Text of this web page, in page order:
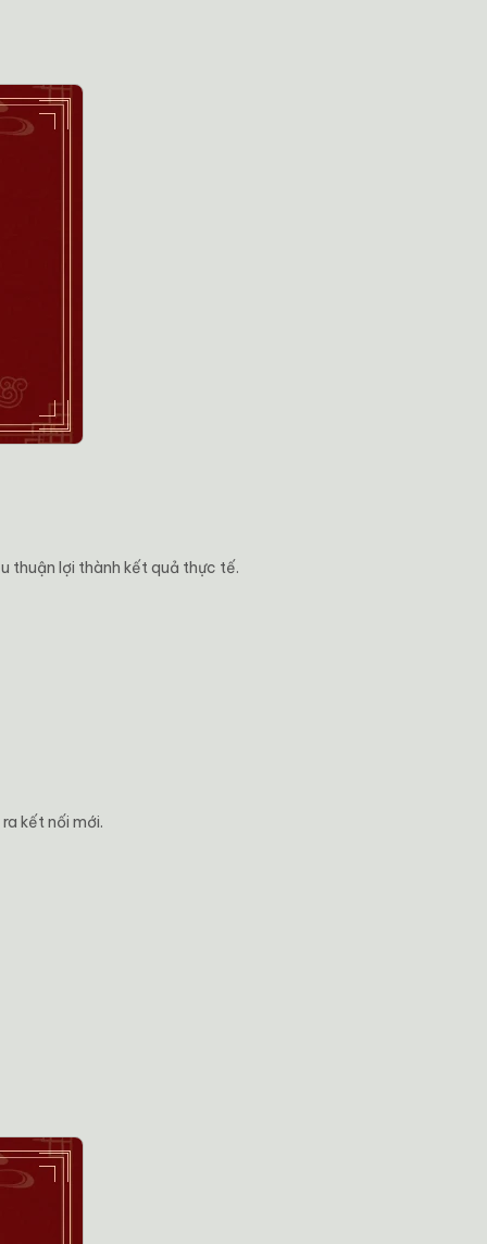
thuận lợi thành kết quả thực tế.
kết nối mới.